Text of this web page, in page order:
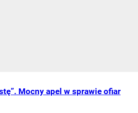
Mocny apel w sprawie ofiar